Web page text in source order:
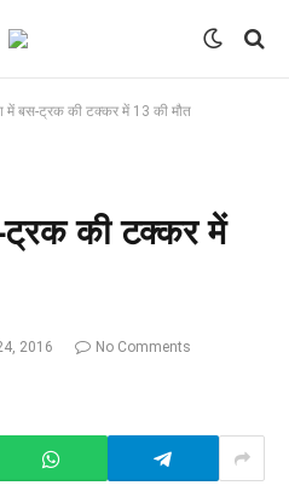
में बस-ट्रक की टक्कर में 13 की मौत
ट्रक की टक्कर में
2016 No Comments